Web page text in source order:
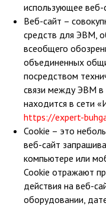
использующее веб-
Веб-сайт –
средств для ЭВМ,
всеобщего
объединенных
посредством
связи между ЭВМ в
находится в сети
https://expert-
Cookie – это
веб-сайт
компьютере или
Cookie отражают
действия на веб-
оборудовании,